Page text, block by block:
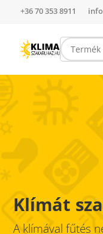
+36 70 353 8911
Klímát
A klímával fűtés